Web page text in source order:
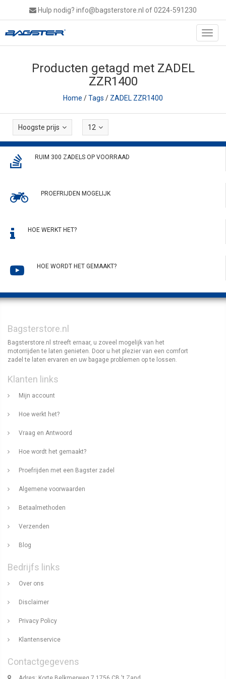
Hulp nodig? info@bagsterstore.nl of 0224-591230
Producten getagd met ZADEL
ZZR1400
Home /Tags / ZADEL ZZR1400
Hoogste prijs 12
RUIM 300 ZADELS OP VOORRAAD
PROEFRIJDEN MOGELIJK
HOE WERKT HET?
HOE WORDT HET GEMAAKT?
Bagsterstore.nl
Bagsterstore.nl streeft ernaar, u zoveel mogelijk van het
motorrijden te laten genieten. Door u het plezier van een comfort
zadel te laten ervaren en uw bagage problemen op te lossen.
Klanten links
Mijn account
Hoe werkt het?
Vraag en Antwoord
Hoe wordt het gemaakt?
Proefrijden met een Bagster zadel
Algemene voorwaarden
Betaalmethoden
Verzenden
Blog
Bedrijfs links
Over ons
Disclaimer
Privacy Policy
Klantenservice
Contactgegevens